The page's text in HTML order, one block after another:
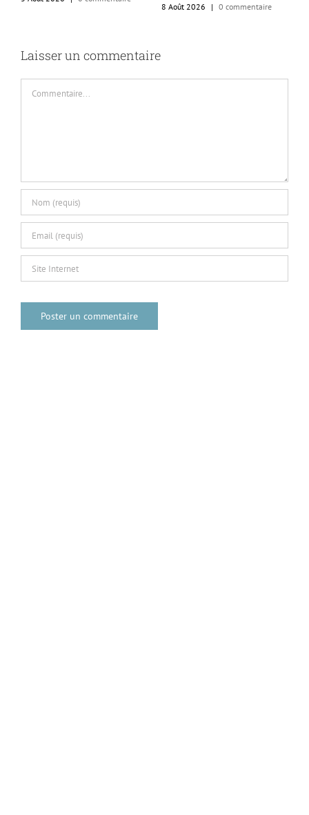
8 Août 2026
| 0 commentaire
Laisser un commentaire